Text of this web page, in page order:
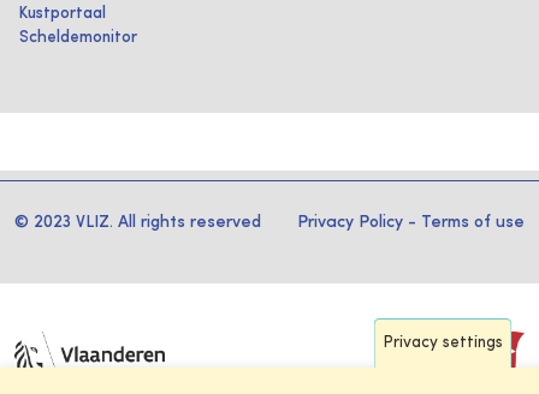
Kustportaal
Scheldemonitor
© 2023 VLIZ. All rights reserved Privacy Policy - Terms of use
Privacy settings